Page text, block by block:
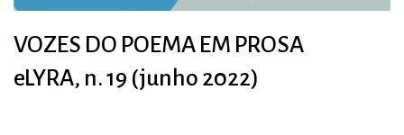
VOZES DO POEMA EM PROSA
eLYRA, n. 19 (junho 2022)